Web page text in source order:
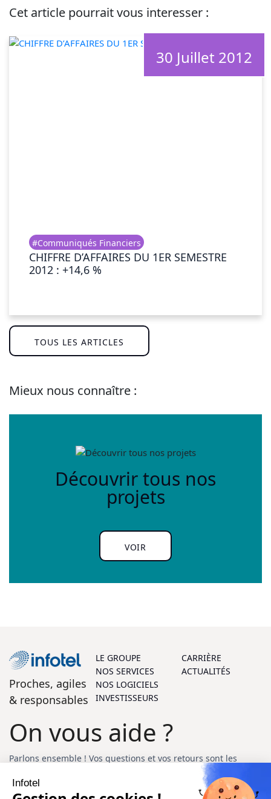
Cet article pourrait vous interesser :
30 Juillet 2012
#Communiqués Financiers
CHIFFRE D’AFFAIRES DU 1ER SEMESTRE
2012 : +14,6 %
TOUS LES ARTICLES
Mieux nous connaître :
Découvrir tous nos
projets
VOIR
Proches, agiles
& responsables
LE GROUPE
NOS SERVICES
NOS LOGICIELS
INVESTISSEURS
CARRIÈRE
ACTUALITÉS
On vous aide ?
Parlons ensemble ! Vos questions et vos retours sont les
bienvenus, et notre équipe d’experts se fera un plaisir de
vous aider à chaque étape.
Infotel